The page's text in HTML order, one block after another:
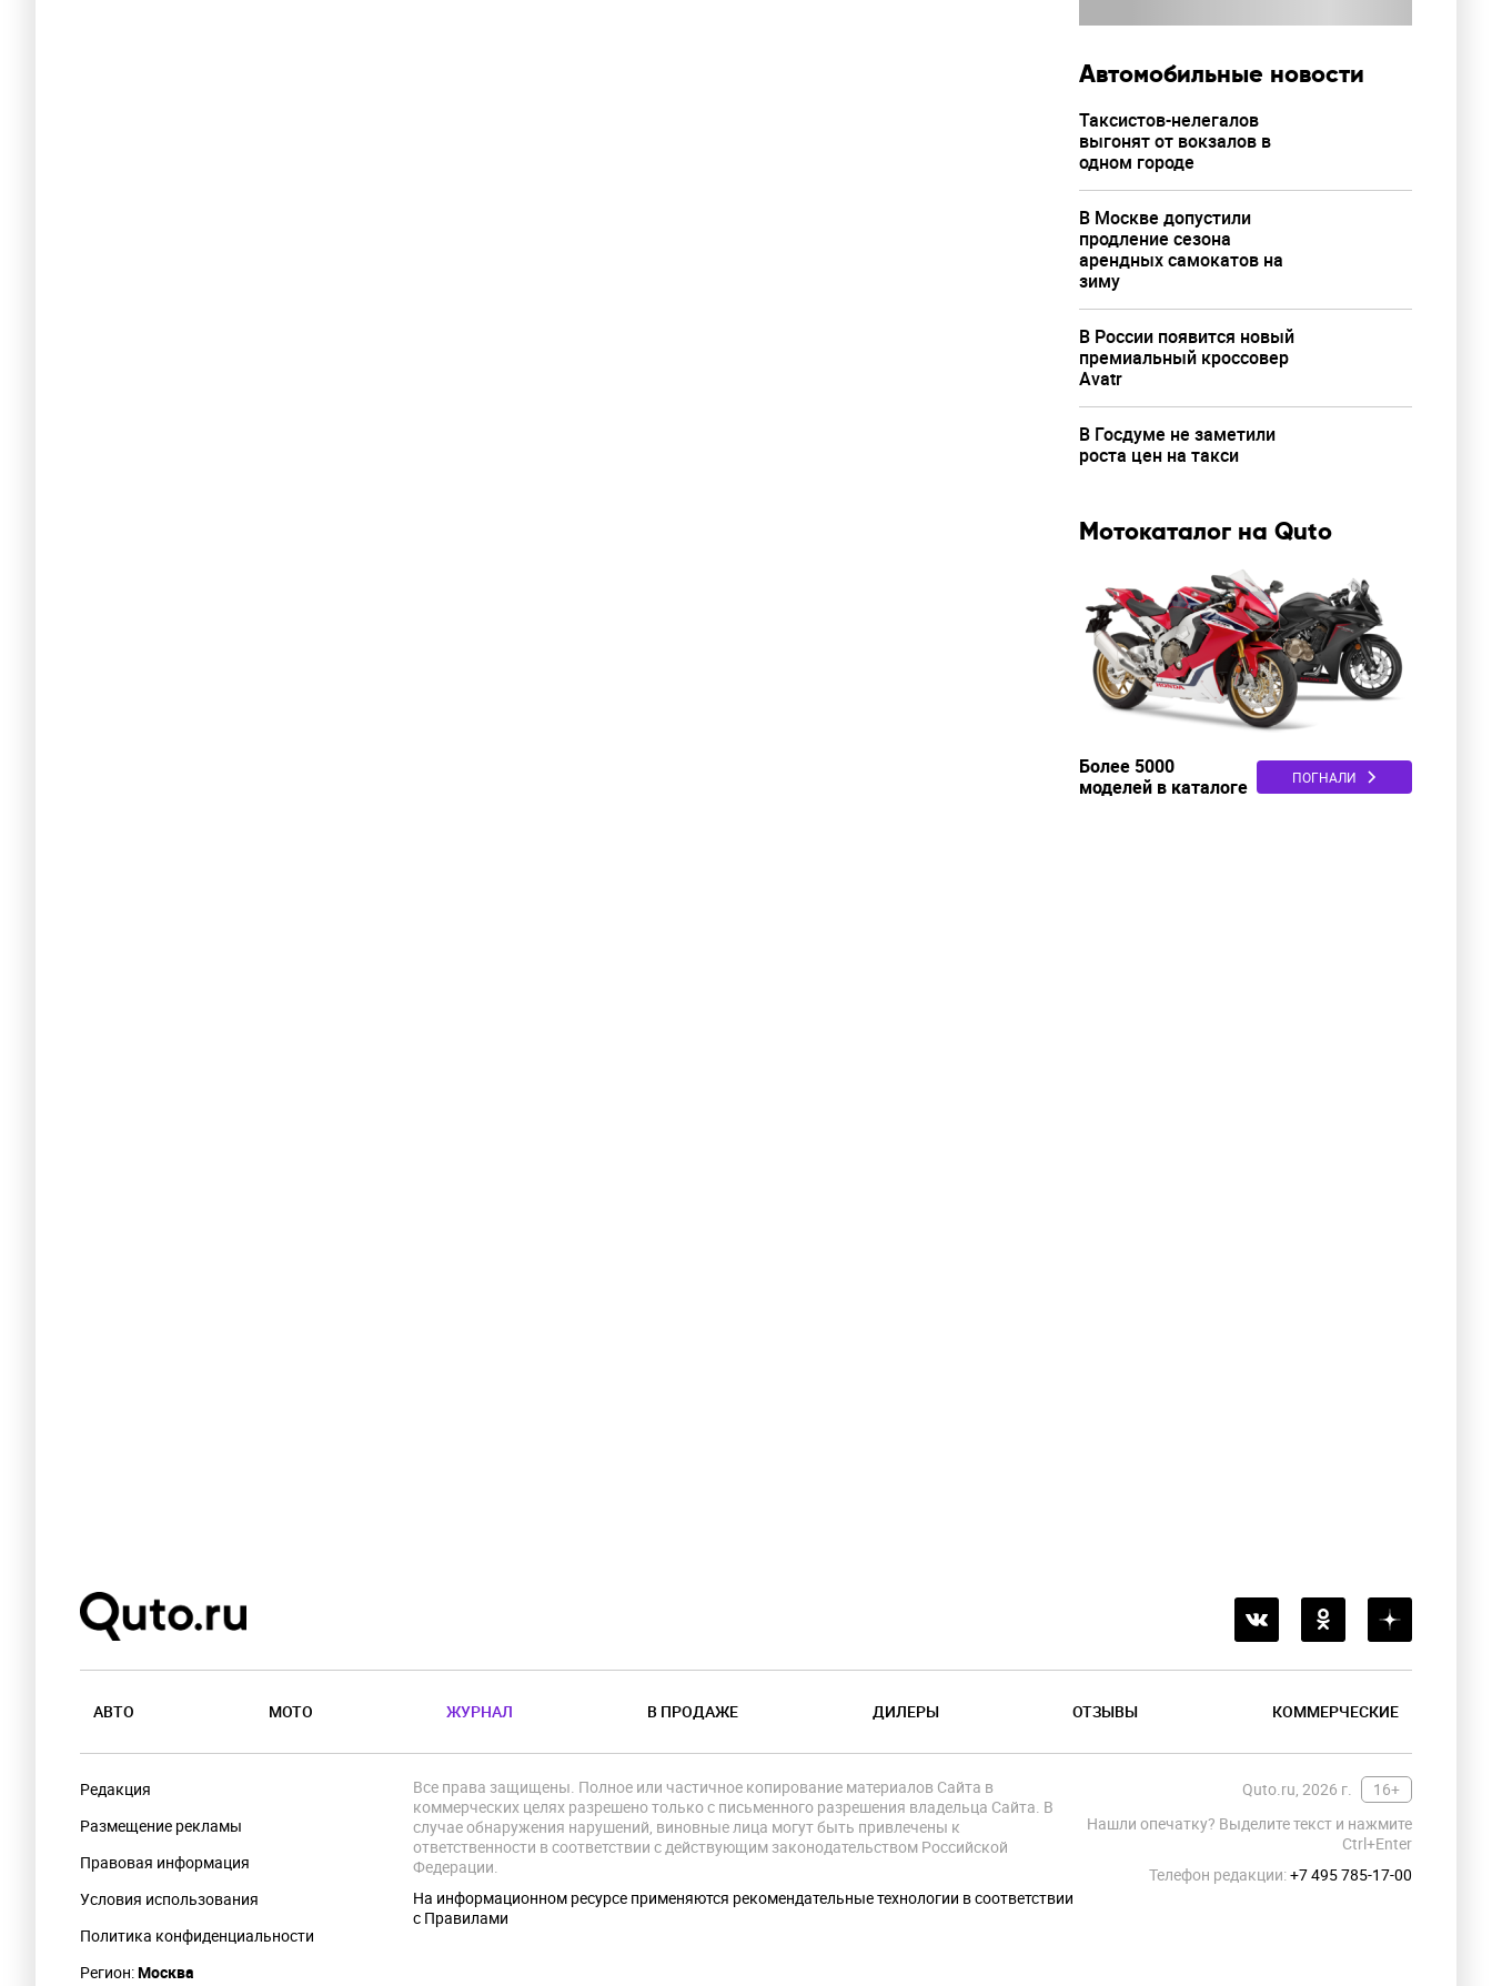
Автомобильные новости
Таксистов-нелегалов
выгонят от вокзалов в
одном городе
В Москве допустили
продление сезона
арендных самокатов на
зиму
В России появится новый
премиальный кроссовер
Avatr
В Госдуме не заметили
роста цен на такси
Мотокаталог на Quto
Более 5000
моделей в каталоге
ПОГНАЛИ
АВТО МОТО ЖУРНАЛ В ПРОДАЖЕ ДИЛЕРЫ ОТЗЫВЫ КОММЕРЧЕСКИЕ
Редакция
Размещение рекламы
Правовая информация
Условия использования
Политика конфиденциальности
Регион:Москва
Quto.ru, 2026 г.
16+
Нашли опечатку? Выделите текст и нажмите
Ctrl+Enter
Телефон редакции:+7 495 785-17-00
Все права защищены. Полное или частичное копирование материалов Сайта в
коммерческих целях разрешено только с письменного разрешения владельца Сайта. В
случае обнаружения нарушений, виновные лица могут быть привлечены к
ответственности в соответствии с действующим законодательством Российской
Федерации.
На информационном ресурсе применяются рекомендательные технологии в соответствии
с Правилами